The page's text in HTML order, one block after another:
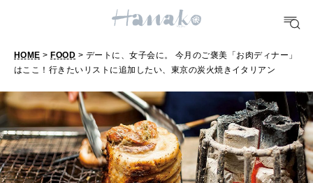
おいしい
TRAVEL
FORTUNE
明日のわたし
HOME > FOOD > デートに、女子会に。 今月のご褒美「お肉ディナー」
はここ！行きたいリストに追加したい、東京の炭火焼きイタリアン